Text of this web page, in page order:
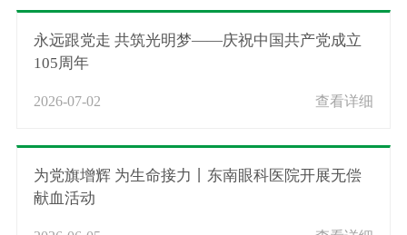
永远跟党走 共筑光明梦——庆祝中国共产党成立
105周年
2026-07-02 查看详细
为党旗增辉 为生命接力丨东南眼科医院开展无偿
献血活动